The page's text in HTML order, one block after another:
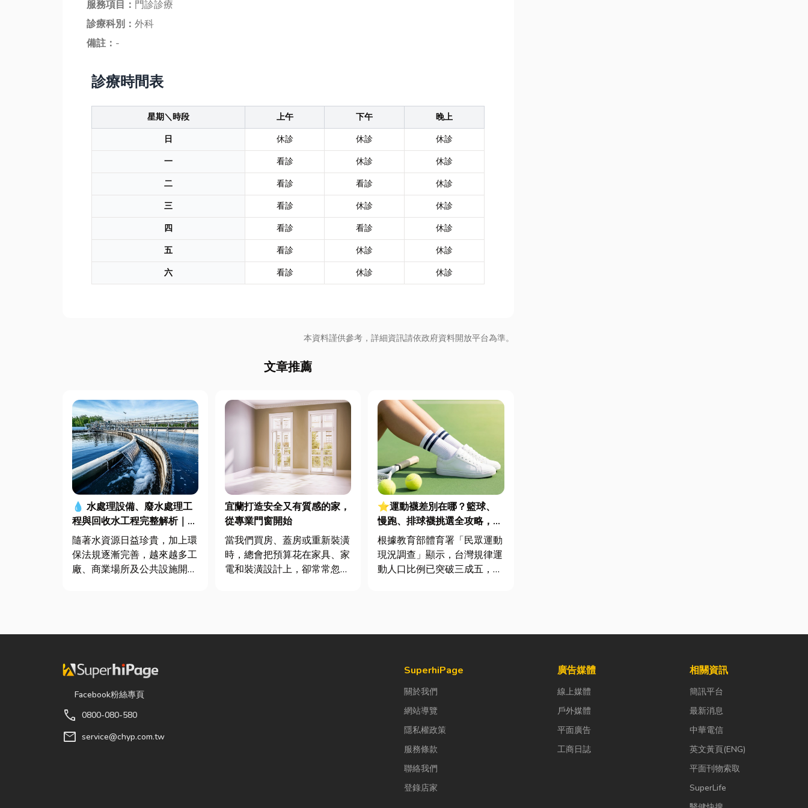
服務項目： 門診診療
診療科別： 外科
備註： -
診療時間表
星期＼時段 上午 下午
晚上
日
休診 休診
休診
一
看診 休診
休診
二
看診 看診
休診
三
看診 休診
休診
四
看診 看診
休診
五
看診 休診
休診
六
看診 休診 休診
本資料謹供參考，詳細資訊請依政府資料開放平台為準。
文章推薦
💧 水處理設備、廢水處理工
程與回收水工程完整解析｜打
造高效率水資源管理方案
隨著水資源日益珍貴，加上環
保法規逐漸完善，越來越多工
廠、商業場所及公共設施開始
文...
宜蘭打造安全又有質感的家，
從專業門窗開始
當我們買房、蓋房或重新裝潢
時，總會把預算花在家具、家
電和裝潢設計上，卻常常忽略
⭐運動襪差別在哪？籃球、
慢跑、排球襪挑選全攻略，穿
對了運動不傷腳！
根據教育部體育署「民眾運動
現況調查」顯示，台灣規律運
動人口比例已突破三成五，其
Facebook粉絲專頁
call 0800-080-580
mail service@chyp.com.tw
SuperhiPage
關於我們
網站導覽
隱私權政策
服務條款
聯絡我們
登錄店家
廣告媒體
線上媒體
戶外媒體
平面廣告
工商日誌
相關資訊
簡訊平台
最新消息
中華電信
英文黃頁(ENG)
平面刊物索取
SuperLife